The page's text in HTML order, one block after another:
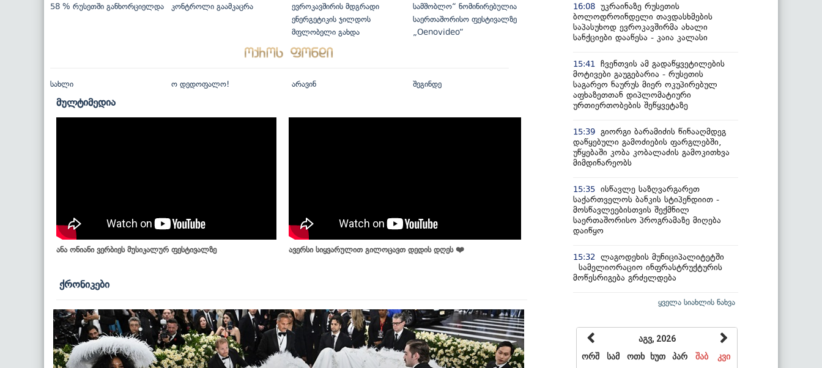
58 % რუსეთში განხორციელდა
კონტროლი გაამკაცრა
ევროკავშირის მდგრადი
ენერგეტიკის ჯილდოს
მფლობელი გახდა
სამშობლო“ ნომინირებულია
საერთაშორისო ფესტივალზე
„Oenovideo“
სახლი ო დედოფალო! არავინ შეგინდე
მულტიმედია
ანა ონიანი ვერბიეს მუსიკალურ ფესტივალზე ავერსი სიყვარულით გილოცავთ დედის დღეს ❤️
ქრონიკები
16:08 უკრაინაზე რუსეთის
ბოლოდროინდელი თავდასხმების
საპასუხოდ ევროკავშირმა ახალი
სანქციები დააწესა - კაია კალასი
15:41
ჩვენთვის ამ გადაწყვეტილების
მოტივები გაუგებარია - რუსეთის
საგარეო ნაურუს მიერ ოკუპირებულ
აფხაზეთთან დიპლომატიური
ურთიერთობების შეწყვეტაზე
15:39 გიორგი ბარამიძის წინააღმდეგ
დაწყებული გამოძიების ფარგლებში,
უწყებაში კობა კობალაძის გამოკითხვა
მიმდინარეობს
15:35 ისწავლე საზღვარგარეთ
საქართველოს ბანკის სტიპენდიით -
მოსწავლეებისთვის შექმნილ
საერთაშორისო პროგრამაზე მიღება
დაიწყო
15:32
ლაგოდეხის მუნიციპალიტეტში
სამელიორაციო ინფრასტრუქტურის
მოწესრიგება გრძელდება
ყველა სიახლის ნახვა
აგვ, 2026
ორშ
სამ ოთხ ხუთ პარ შაბ
კვი